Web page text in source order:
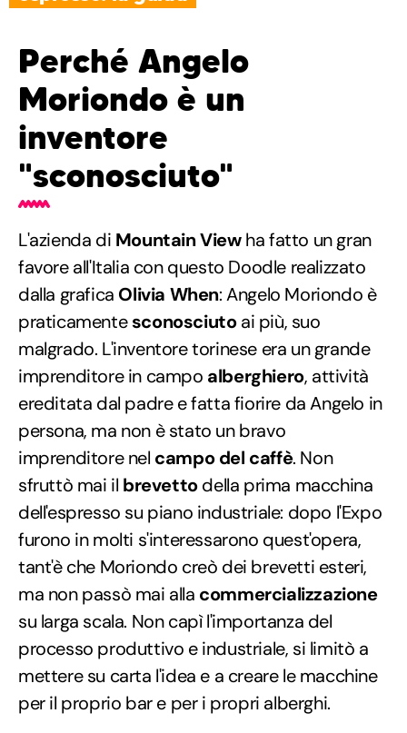
Perché Angelo
Moriondo è un
inventore
"sconosciuto"
L'azienda di Mountain Viewha fatto un gran
favore all'Italia con questo Doodle realizzato
dalla grafica Olivia When: Angelo Moriondo è
praticamentesconosciutoai più, suo
malgrado. L'inventore torinese era un grande
imprenditore in campo alberghiero, attività
ereditata dal padre e fatta fiorire da Angelo in
persona, ma non è stato un bravo
imprenditore nel campo del caffè. Non
sfruttò mai il brevettodella prima macchina
dell'espresso su piano industriale: dopo l'Expo
furono in molti s'interessarono quest'opera,
tant'è che Moriondo creò dei brevetti esteri,
ma non passò mai alla commercializzazione
su larga scala. Non capì l'importanza del
processo produttivo e industriale, si limitò a
mettere su carta l'idea e a creare le macchine
per il proprio bar e per i propri alberghi.